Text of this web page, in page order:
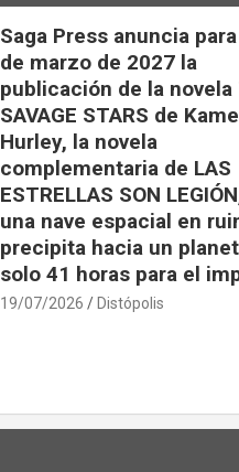
Saga Press anuncia
de marzo de 2027 la
publicación de la novela
SAVAGE STARS de
Hurley, la novela
complementaria de LAS
ESTRELLAS SON
una nave espacial en
precipita hacia un
solo 41 horas para el
19/07/2026 Distópolis